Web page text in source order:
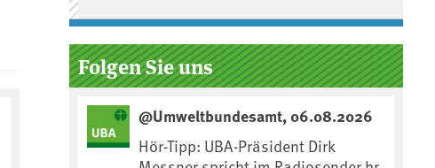
Folgen Sie uns
@Umweltbundesamt, 06.08.2026
Hör-Tipp: UBA-Präsident Dirk